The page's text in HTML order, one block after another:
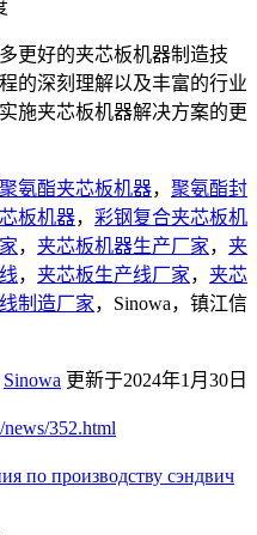
更好的夹芯板机器制造技
的深刻理解以及丰富的行业
施夹芯板机器解决方案的更
聚氨酯夹芯板机器， 聚氨酯封
板机器， 彩钢复合夹芯板机
， 夹芯板机器生产厂家， 夹
， 夹芯板生产线厂家， 夹芯
制造厂家，Sinowa，镇江信
Sinowa 更新于2024年1月30日
352.html
по производству сэндвич